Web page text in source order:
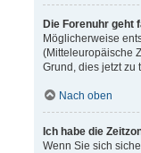
Die Forenuhr geht
Möglicherweise
(Mitteleuropäische
Grund, dies jetzt zu
Nach oben
Ich habe die
Wenn Sie sich